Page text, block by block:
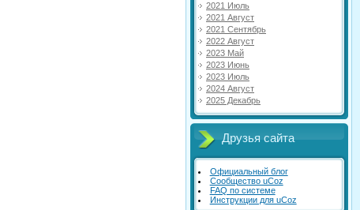
2021 Июль
2021 Август
2021 Сентябрь
2022 Август
2023 Май
2023 Июнь
2023 Июль
2024 Август
2025 Декабрь
Друзья сайта
Официальный блог
Сообщество uCoz
FAQ по системе
Инструкции для uCoz